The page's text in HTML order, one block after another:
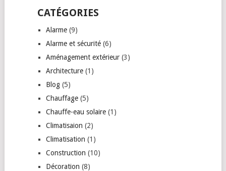
CATÉGORIES
Alarme(9)
Alarme et sécurité(6)
Aménagement extérieur(3)
Architecture(1)
Blog(5)
Chauffage(5)
Chauffe-eau solaire(1)
Climatisaion (2)
Climatisation (1)
Construction (10)
Décoration (8)